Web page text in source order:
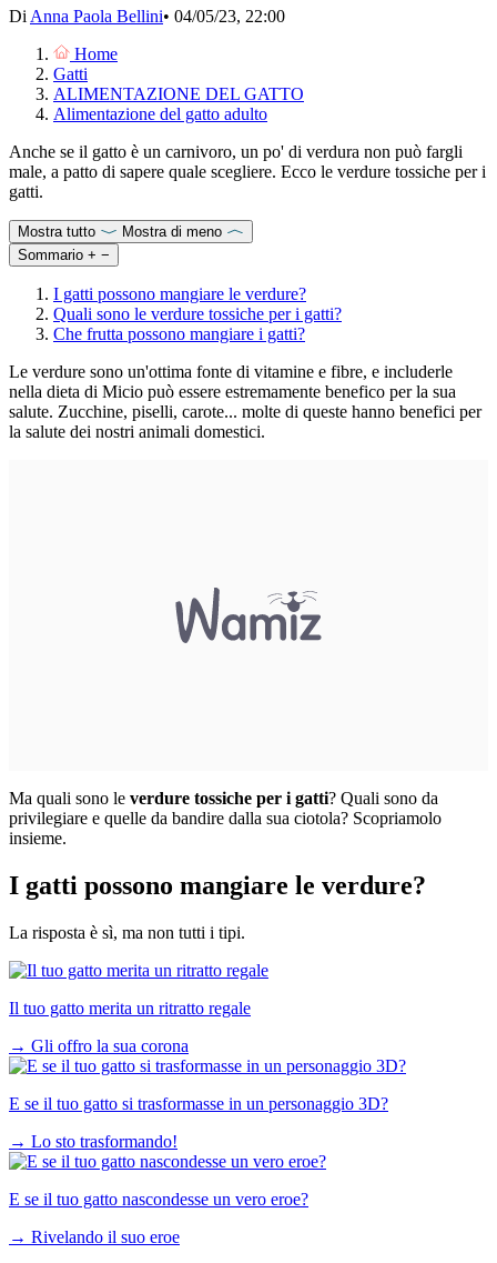
Di Anna Paola Bellini• 04/05/23, 22:00
Home
Gatti
ALIMENTAZIONE DEL GATTO
Alimentazione del gatto adulto
Anche se il gatto è un carnivoro, un po' di verdura non può fargli
male, a patto di sapere quale scegliere. Ecco le verdure tossiche per i
gatti.
Mostra tutto
Mostra di meno
Sommario + −
I gatti possono mangiare le verdure?
Quali sono le verdure tossiche per i gatti?
Che frutta possono mangiare i gatti?
Le verdure sono un'ottima fonte di vitamine e fibre, e includerle
nella dieta di Micio può essere estremamente benefico per la sua
salute. Zucchine, piselli, carote... molte di queste hanno benefici per
la salute dei nostri animali domestici.
Ma quali sono le verdure tossiche per i gatti? Quali sono da
privilegiare e quelle da bandire dalla sua ciotola? Scopriamolo
insieme.
I gatti possono mangiare le verdure?
La risposta è sì, ma non tutti i tipi.
Il tuo gatto merita un ritratto regale
→ Gli offro la sua corona
E se il tuo gatto si trasformasse in un personaggio 3D?
→ Lo sto trasformando!
E se il tuo gatto nascondesse un vero eroe?
→ Rivelando il suo eroe